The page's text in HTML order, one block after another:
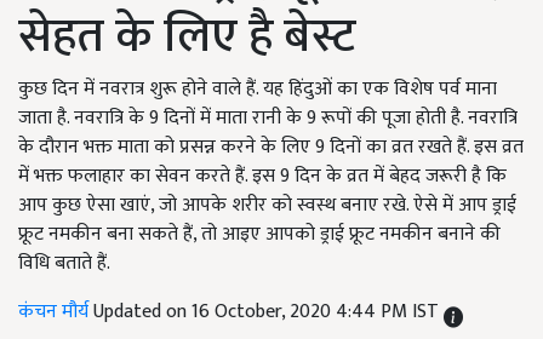
सेहत के लिए है बेस्ट
कुछ दिन में नवरात्र शुरू होने वाले हैं. यह हिंदुओं का एक विशेष पर्व माना
जाता है. नवरात्रि के 9 दिनों में माता रानी के 9 रूपों की पूजा होती है. नवरात्रि
के दौरान भक्त माता को प्रसन्न करने के लिए 9 दिनों का व्रत रखते हैं. इस व्रत
में भक्त फलाहार का सेवन करते हैं. इस 9 दिन के व्रत में बेहद जरूरी है कि
आप कुछ ऐसा खाएं, जो आपके शरीर को स्वस्थ बनाए रखे. ऐसे में आप ड्राई
फ्रूट नमकीन बना सकते हैं, तो आइए आपको ड्राई फ्रूट नमकीन बनाने की
विधि बताते हैं.
कंचन मौर्यUpdated on 16 October, 2020 4:44 PM IST